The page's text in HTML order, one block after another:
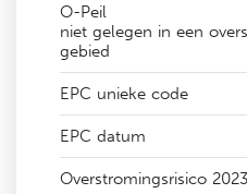
O-Peil
niet gelegen in een
gebied
EPC unieke code
EPC datum
Overstromingsrisico 2023